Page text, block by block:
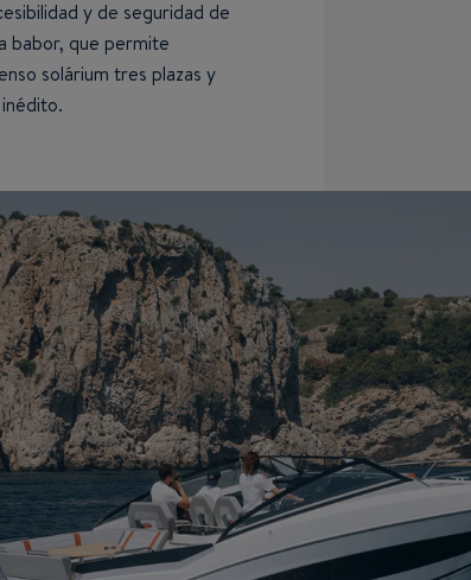
y de seguridad de
babor, que permite
solárium tres plazas y